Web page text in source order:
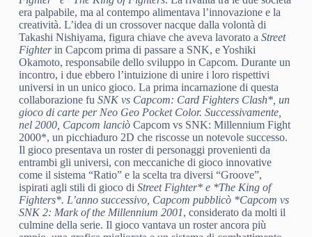
era palpabile, ma al contempo alimentava l’innovazione e la
creatività. L’idea di un crossover nacque dalla volontà di
Takashi Nishiyama, figura chiave che aveva lavorato a Street
Fighterin Capcom prima di passare a SNK, e Yoshiki
Okamoto, responsabile dello sviluppo in Capcom. Durante un
incontro, i due ebbero l’intuizione di unire i loro rispettivi
universi in un unico gioco. La prima incarnazione di questa
collaborazione fu SNK vs Capcom: Card Fighters Clash*, un
gioco di carte per Neo Geo Pocket Color. Successivamente,
nel 2000, Capcom lanciò Capcom vs SNK: Millennium Fight
2000*, un picchiaduro 2D che riscosse un notevole successo.
Il gioco presentava un roster di personaggi provenienti da
entrambi gli universi, con meccaniche di gioco innovative
come il sistema “Ratio” e la scelta tra diversi “Groove”,
ispirati agli stili di gioco di Street Fighter* e *The King of
Fighters*. L’anno successivo, Capcom pubblicò *Capcom vs
SNK 2: Mark of the Millennium 2001, considerato da molti il
culmine della serie. Il gioco vantava un roster ancora più